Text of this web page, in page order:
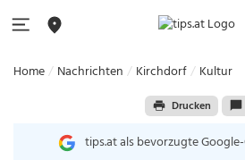
Home Nachrichten Kirchdorf Kultur
Drucken
tips.at als bevorzugte